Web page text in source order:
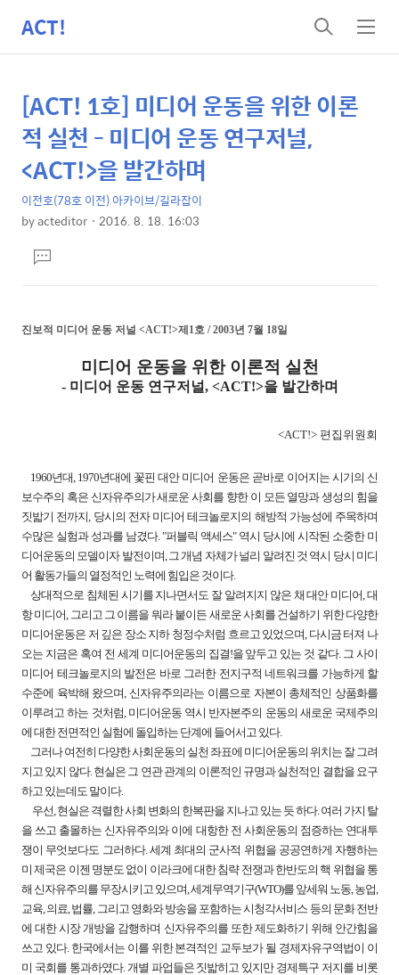
ACT!
검
색
메
뉴
상
세
텐
츠
본
문
제
목
[ACT! 1호] 미디어 운동을 위한 이론
적 실천 - 미디어 운동 연구저널,
<ACT!>을 발간하며
이전호(78호 이전) 아카이브/길라잡이
byacteditor 2016. 8. 18. 16:03
문댓
글
진보적 미디어 운동 저널 <ACT!>제1호 / 2003년 7월 18일
미디어 운동을 위한 이론적 실천
- 미디어 운동 연구저널, <ACT!>을 발간하며
<ACT!> 편집위원회
1960년대, 1970년대에 꽃핀 대안 미디어 운동은 곧바로 이어지는 시기의 신
보수주의 혹은 신자유주의가 새로운 사회를 향한 이 모든 열망과 생성의 힘을
짓밟기 전까지, 당시의 전자 미디어 테크놀로지의 해방적 가능성에 주목하며
수많은 실험과 성과를 남겼다. "퍼블릭 액세스" 역시 당시에 시작된 소중한 미
디어운동의 모델이자 발전이며, 그 개념 자체가 널리 알려진 것 역시 당시 미디
어 활동가들의 열정적인 노력에 힘입은 것이다.
상대적으로 침체된 시기를 지나면서도 잘 알려지지 않은 채 대안 미디어, 대
항 미디어, 그리고 그 이름을 뭐라 붙이든 새로운 사회를 건설하기 위한 다양한
미디어운동은 저 깊은 장소 지하 청정수처럼 흐르고 있었으며, 다시금 터져 나
오는 지금은 혹여 전 세계 미디어운동의 집결!을 앞두고 있는 것 같다. 그 사이
미디어 테크놀로지의 발전은 바로 그러한 전지구적 네트워크를 가능하게 할
수준에 육박해 왔으며, 신자유주의라는 이름으로 자본이 총체적인 상품화를
이루려고 하는 것처럼, 미디어운동 역시 반자본주의 운동의 새로운 국제주의
에 대한 전면적인 실험에 돌입하는 단계에 들어서고 있다.
그러나 여전히 다양한 사회운동의 실천 좌표에 미디어운동의 위치는 잘 그려
지고 있지 않다. 현실은 그 연관 관계의 이론적인 규명과 실천적인 결합을 요구
하고 있는데도 말이다.
우선, 현실은 격렬한 사회 변화의 한복판을 지나고 있는 듯 하다. 여러 가지 탈
을 쓰고 출몰하는 신자유주의와 이에 대항한 전 사회운동의 점증하는 연대투
쟁이 무엇보다도 그러하다. 세계 최대의 군사적 위협을 공공연하게 자행하는
미 제국은 이젠 명분도 없이 이라크에 대한 침략 전쟁과 한반도의 핵 위협을 통
해 신자유주의를 무장시키고 있으며, 세계무역기구(WTO)를 앞세워 노동, 농업,
교육, 의료, 법률, 그리고 영화와 방송을 포함하는 시청각서비스 등의 문화 전반
에 대한 시장 개방을 감행하며 신자유주의를 또한 제도화하기 위해 안간힘을
쓰고 있다. 한국에서는 이를 위한 본격적인 교두보가 될 경제자유구역법이 이
미 국회를 통과하였다. 개별 파업들은 짓밟히고 있지만 경제특구 저지를 비롯